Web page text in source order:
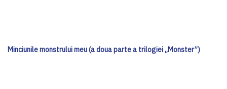
Minciunile monstrului meu (a doua parte a trilogiei „Monster”)